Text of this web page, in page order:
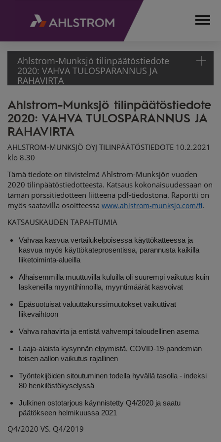
Ahlstrom-Munksjö tilinpäätöstiedote
2020: VAHVA TULOSPARANNUS JA
RAHAVIRTA
ETUSIVU
MEDIA
TIEDOTTEET
PÖRSSITIEDOTTEET
2021
AHLSTROM-
MUNKSJÖ
TILINPÄÄTÖSTIEDOTE
2020: VAHVA
TULOSPARANNUS JA
RAHAVIRTA
Ahlstrom-Munksjö tilinpäätöstiedote
2020: VAHVA TULOSPARANNUS JA
RAHAVIRTA
AHLSTROM-MUNKSJÖ OYJ TILINPÄÄTÖSTIEDOTE 10.2.2021
klo 8.30
Tämä tiedote on tiivistelmä Ahlstrom-Munksjön vuoden
2020 tilinpäätöstiedotteesta. Katsaus kokonaisuudessaan on
tämän pörssitiedotteen liitteenä pdf-tiedostona. Raportti on
myös saatavilla osoitteessa www.ahlstrom-munksjo.com/fi.
KATSAUSKAUDEN TAPAHTUMIA
Vahvaa kasvua vertailukelpoisessa käyttökatteessa ja
kasvua myös käyttökateprosentissa, parannusta kaikilla
liiketoiminta-alueilla
Alhaisemmilla muuttuvilla kuluilla oli suurempi vaikutus kuin
laskeneilla myyntihinnoilla, myyntimäärät kasvoivat
Epäsuotuisat valuuttakurssimuutokset vaikuttivat
liikevaihtoon
Vahva rahavirta ja entistä vahvempi taloudellinen asema
Laaja-alaista kysynnän elpymistä, COVID-19-pandemian
toisen aallon vaikutus rajallinen
Työntekijöiden sitoutuminen todella hyvällä tasolla - indeksi
80 henkilöstökyselyssä
Julkinen ostotarjous käynnistetty Q4/2020 ja saatu
päätökseen helmikuussa 2021
Q4/2020 VS. Q4/2019